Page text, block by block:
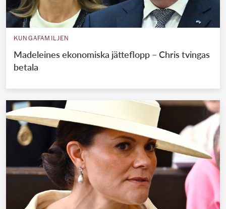
KUNGAFAMILJEN
Madeleines ekonomiska jätteflopp – Chris tvingas
betala